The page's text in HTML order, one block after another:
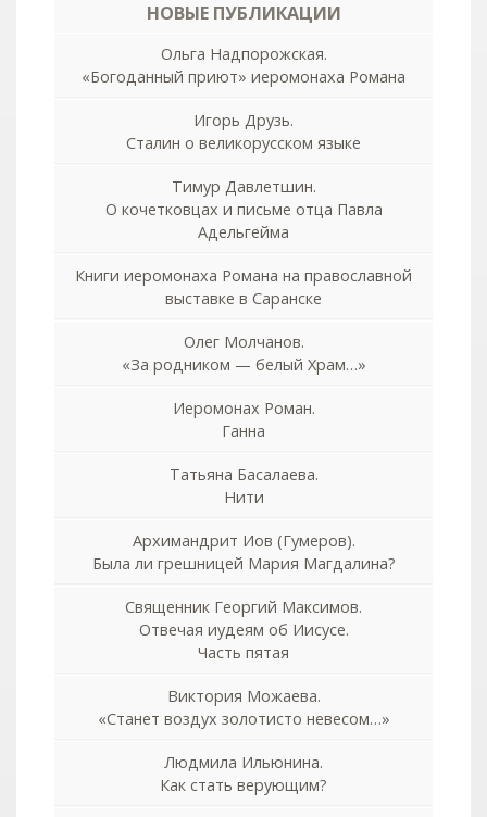
НОВЫЕ ПУБЛИКАЦИИ
Ольга Надпорожская.
«Богоданный приют» иеромонаха Романа
Игорь Друзь.
Сталин о великорусском языке
Тимур Давлетшин.
О кочетковцах и письме отца Павла
Адельгейма
Книги иеромонаха Романа на православной
выставке в Саранске
Олег Молчанов.
«За родником — белый Храм…»
Иеромонах Роман.
Ганна
Татьяна Басалаева.
Нити
Архимандрит Иов (Гумеров).
Была ли грешницей Мария Магдалина?
Священник Георгий Максимов.
Отвечая иудеям об Иисусе.
Часть пятая
Виктория Можаева.
«Станет воздух золотисто невесом…»
Людмила Ильюнина.
Как стать верующим?